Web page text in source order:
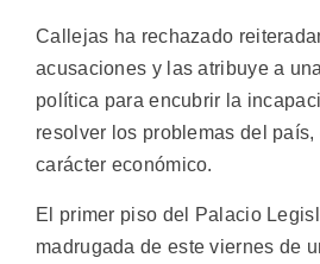
Callejas ha rechazado
acusaciones y las atribuye a
política para encubrir la
resolver los problemas del
carácter económico.
El primer piso del Palacio
madrugada de este viernes de